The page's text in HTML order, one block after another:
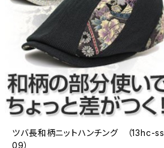
ツバ長和柄ニットハンチング （13hc-ss
09）